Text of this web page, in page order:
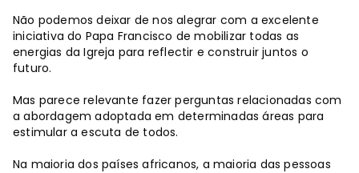
Não podemos deixar de nos alegrar com a excelente
iniciativa do Papa Francisco de mobilizar todas as
energias da Igreja para reflectir e construir juntos o
futuro.
Mas parece relevante fazer perguntas relacionadas com
a abordagem adoptada em determinadas áreas para
estimular a escuta de todos.
Na maioria dos países africanos, a maioria das pessoas